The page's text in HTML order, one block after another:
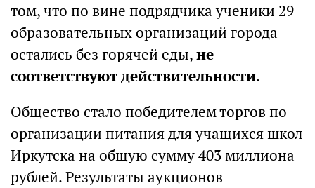
том, что по вине подрядчика ученики 29
образовательных организаций города
остались без горячей еды,не
соответствуют действительности.
Общество стало победителем торгов по
организации питания для учащихся школ
Иркутска на общую сумму 403 миллиона
рублей. Результаты аукционов